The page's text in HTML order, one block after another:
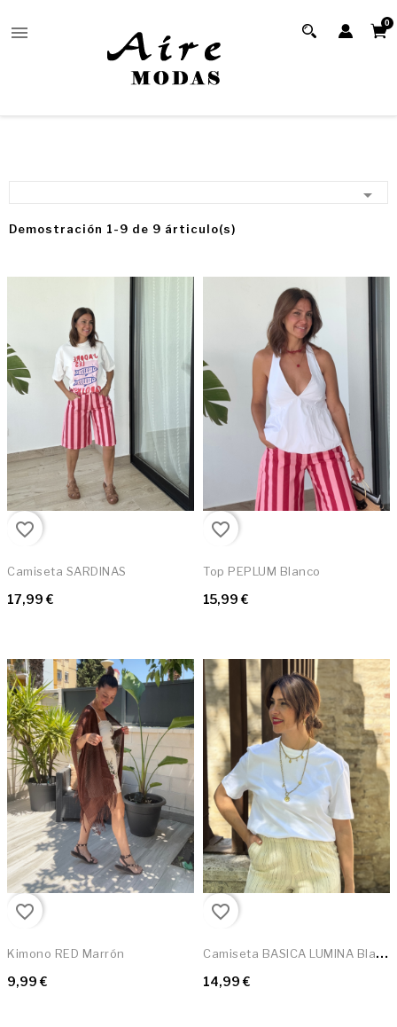
 0

Demostración 1-9 de 9 árticulo(s)
favorite_border
Camiseta SARDINAS
17,99 €
favorite_border
Top PEPLUM Blanco
15,99 €
favorite_border
Kimono RED Marrón
9,99 €
favorite_border
C
Amiseta BASICA LUMINA Blanca
14,99 €